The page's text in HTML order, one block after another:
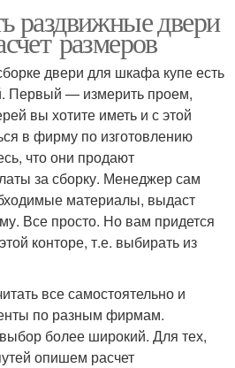
раздвижные двери
размеров
двери для шкафа купе есть
Первый — измерить проем,
вы хотите иметь и с этой
в фирму по изготовлению
что они продают
за сборку. Менеджер сам
материалы, выдаст
Все просто. Но вам придется
конторе, т.е. выбирать из
все самостоятельно и
по разным фирмам.
более широкий. Для тех,
опишем расчет